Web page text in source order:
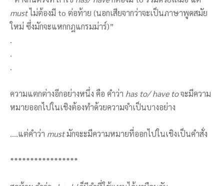
mustไม่ต้องมี to ต่อท้าย (นอกเสียจากว่าจะเป็นภาษาพูดสมัย
ใหม่ ซึ่งมักจะแหกกฎแกรมม่าร์)”
.
.
.
ความแตกต่างอีกอย่างหนึ่ง คือ คำว่า has to/ have toจะมีความ
หมายออกไปในเชิงต้องทำด้วยความจำเป็นบางอย่าง
….แต่คำว่า mustมักจะะมีความหมายที่ออกไปในเชิงเป็นคำสั่ง
*****************